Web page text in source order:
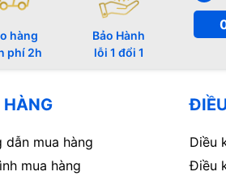
hàng
phí 2h
Bảo Hành
lỗi 1 đổi 1
dẫn mua hàng
mua hàng
Diều
Điều